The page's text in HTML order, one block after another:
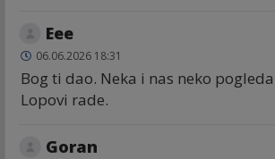
Eee
06.06.2026 18:31
Bog ti dao. Neka i nas neko
Lopovi rade.
Goran